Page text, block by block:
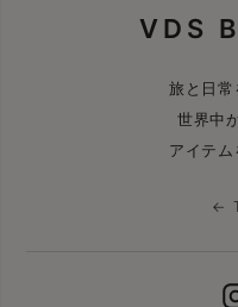
VDS
旅と日常
世界中
アイテム
←